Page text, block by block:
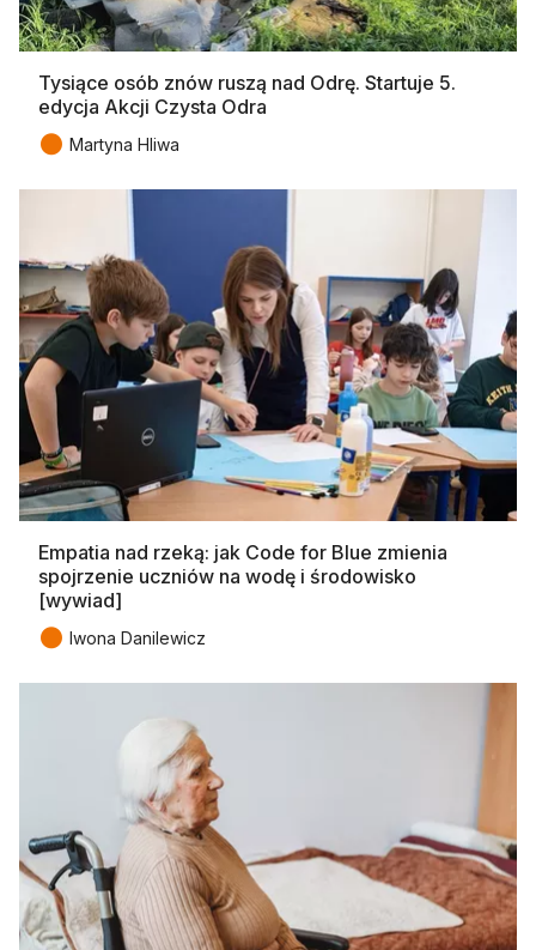
Tysiące osób znów ruszą nad Odrę. Startuje 5.
edycja Akcji Czysta Odra
● Martyna Hliwa
Empatia nad rzeką: jak Code for Blue zmienia
spojrzenie uczniów na wodę i środowisko
[wywiad]
● Iwona Danilewicz